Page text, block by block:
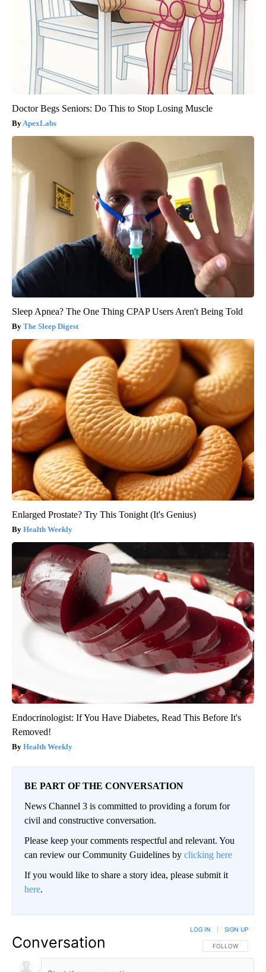
Doctor Begs Seniors: Do This to Stop Losing Muscle
ApexLabs
Sleep Apnea? The One Thing CPAP Users Aren't Being Told
The Sleep Digest
Enlarged Prostate? Try This Tonight (It's Genius)
Health Weekly
Endocrinologist: If You Have Diabetes, Read This Before It's
Removed!
Health Weekly
BE PART OF THE CONVERSATION
News Channel 3 is committed to providing a forum for
civil and constructive conversation.
Please keep your comments respectful and relevant. You
can review our Community Guidelines by clicking here
If you would like to share a story idea, please submit it
here.
Conversation FOLLOW THIS
FOLLOW
LOG IN SIGN UP